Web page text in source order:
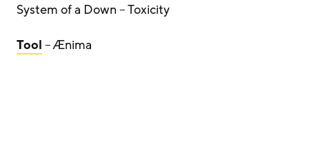
System of a Down – Toxicity
Tool – Ænima